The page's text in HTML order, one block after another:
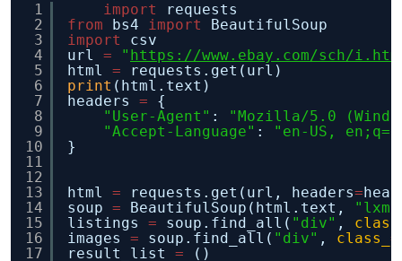
1
2
3
4
5
6
7
8
9
10
11
12
13
14
15
16
17
import
requests
from
bs4 import
BeautifulSoup
import
csv
url = " https://www.ebay.com/sch/
html =
requests.get(url)
print (html.text)
headers =
{
"User-Agent" :
"Mozilla/5.0
"Accept-Language" :
"en-US,
}
html = requests.get(url, headers=
soup = BeautifulSoup(html.text,
listings = soup.find_all( "div" ,
images = soup.find_all( "div" , class_ =
result_list =
()